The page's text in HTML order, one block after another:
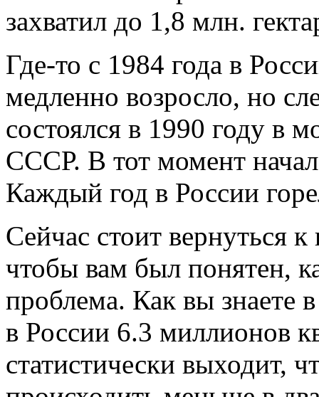
захватил до 1,8 млн.
Где-то с 1984 года в
медленно возросло, но
состоялся в 1990 году в
СССР. В тот момент
Каждый год в России
Сейчас стоит вернуться
чтобы вам был понятен,
проблема. Как вы
в России 6.3 миллионов
статистически